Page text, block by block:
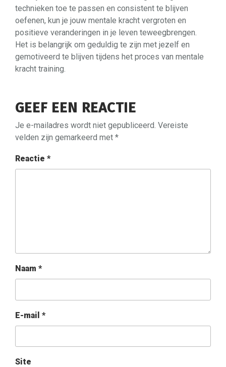
technieken toe te passen en consistent te blijven
oefenen, kun je jouw mentale kracht vergroten en
positieve veranderingen in je leven teweegbrengen.
Het is belangrijk om geduldig te zijn met jezelf en
gemotiveerd te blijven tijdens het proces van mentale
kracht training.
GEEF EEN REACTIE
Je e-mailadres wordt niet gepubliceerd. Vereiste
velden zijn gemarkeerd met *
Reactie *
Naam *
E-mail *
Site